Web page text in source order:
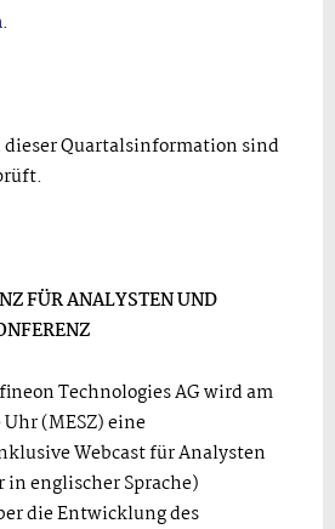
.
Quartalsinformation sind
FÜR ANALYSTEN UND
Technologies AG wird am
(MESZ) eine
Webcast für Analysten
englischer Sprache)
die Entwicklung des